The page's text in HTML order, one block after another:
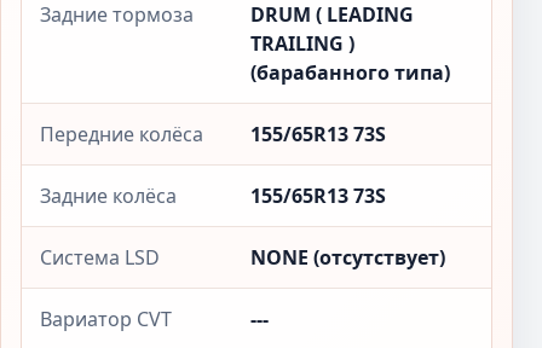
Задние тормоза
DRUM ( LEADING
TRAILING )
(барабанного типа)
Передние колёса 155/65R13 73S
Задние колёса 155/65R13 73S
Система LSD NONE (отсутствует)
Вариатор CVT ---